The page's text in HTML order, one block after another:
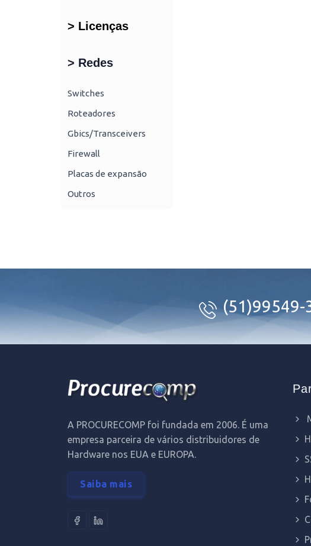
> Licenças
> Redes
Switches
Roteadores
Gbics/Transceivers
Firewall
Placas de expansão
Outros
A PROCURECOMP foi fundada em 2006. É uma
empresa parceira de vários distribuidores de
Hardware nos EUA e EUROPA.
Saiba mais